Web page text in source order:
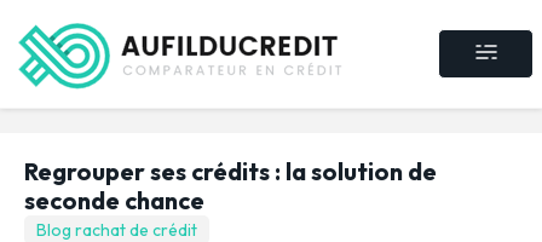
Regrouper ses crédits : la solution de
seconde chance
Blog rachat de crédit